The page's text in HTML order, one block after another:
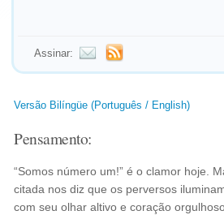
Assinar:
Versão Bilíngüe (Português / English)
Pensamento:
“Somos número um!” é o clamor hoje.
citada nos diz que os perversos
com seu olhar altivo e coração